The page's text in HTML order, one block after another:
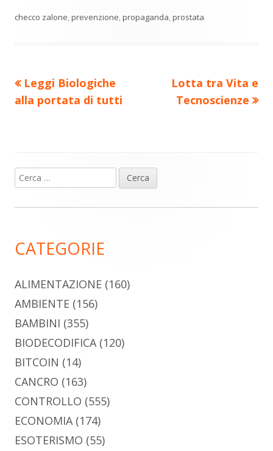
nuova
nuova
nuova
nuova
nuova
di
checco zalone,prevenzione,propaganda,prostata
Navigazione
articoli
Precedente
articolo:
Leggi Biologiche
alla portata di tutti
Nuovo
articolo:
Lotta tra Vita e
Tecnoscienze
Barra
laterale
Ricerca
per:
CATEGORIE
ALIMENTAZIONE (160)
AMBIENTE (156)
BAMBINI (355)
BIODECODIFICA (120)
BITCOIN (14)
CANCRO (163)
CONTROLLO (555)
ECONOMIA (174)
ESOTERISMO (55)